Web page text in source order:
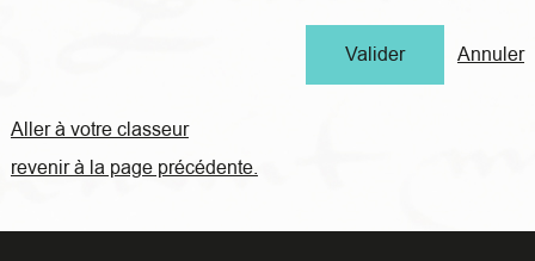
Annuler
Aller à votre classeur
revenir à la page précédente.